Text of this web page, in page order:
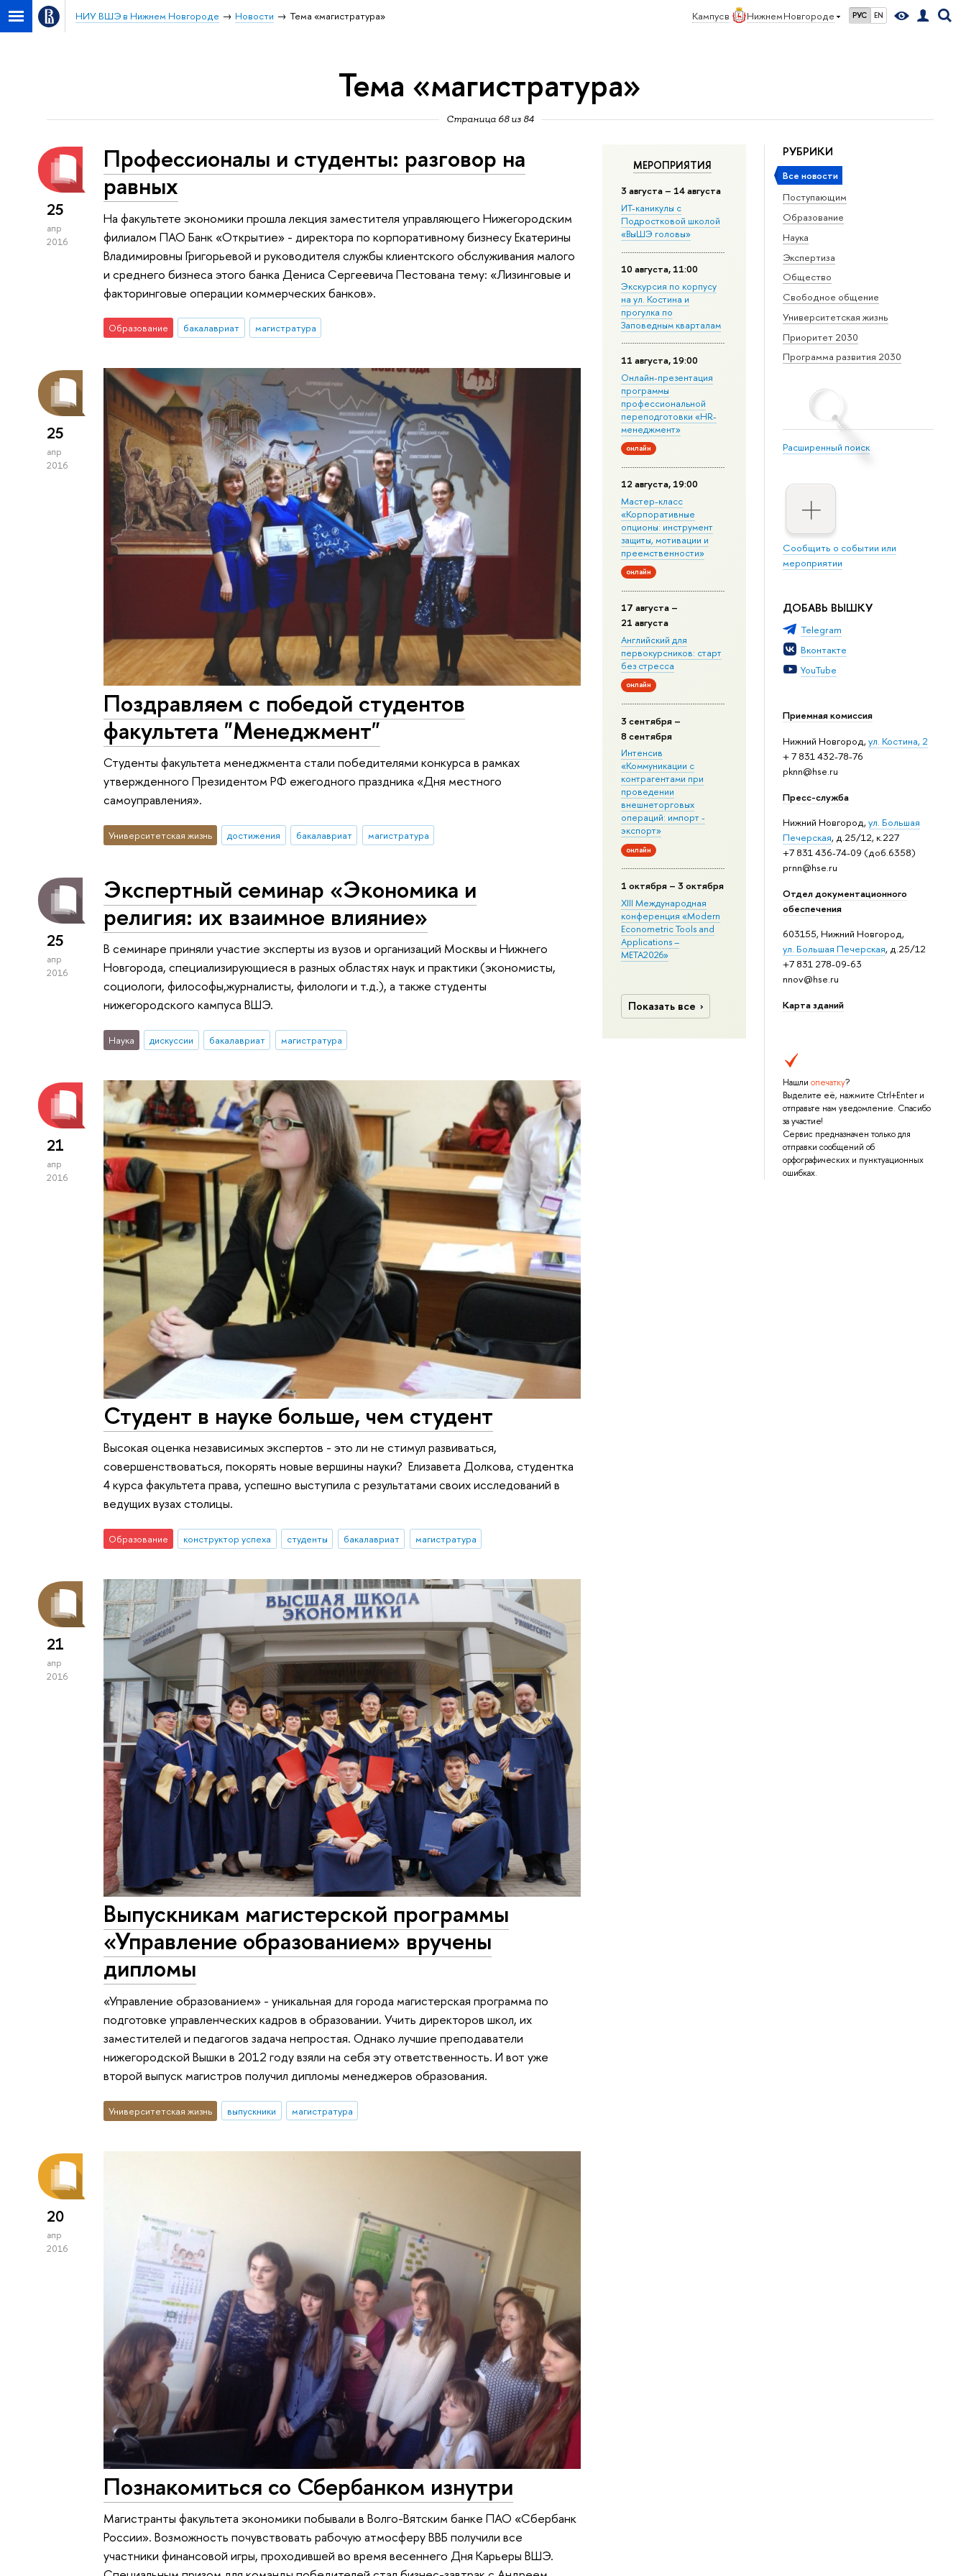
Кампус в Нижнем Новгороде РУС EN
НИУ ВШЭ в Нижнем Новгороде Новости Тема «магистратура»
Тема «магистратура»
Страница 68 из 84
РУБРИКИ
Все новости
Поступающим
Образование
Наука
Экспертиза
Общество
Свободное общение
Университетская жизнь
Приоритет 2030
Программа развития 2030
Расширенный поиск
Сообщить о событии или
мероприятии
ДОБАВЬ ВЫШКУ
Telegram
Вконтакте
YouTube
Приемная комиссия
Нижний Новгород,ул. Костина, 2
+ 7 831 432-78-76
pknn@hse.ru
Пресс-служба
Нижний Новгород,ул. Большая
Печерская, д.25/12, к.227
+7 831 436-74-09 (доб.6358)
prnn@hse.ru
Отдел документационного
обеспечения
603155, Нижний Новгород,
ул. Большая Печерская, д.25/12
+7 831 278-09-63
nnov@hse.ru
Карта зданий
Нашли опечатку?
Выделите её, нажмите Ctrl+Enter и
отправьте нам уведомление. Спасибо
за участие!
Сервис предназначен только для
отправки сообщений об
орфографических и пунктуационных
ошибках.
МЕРОПРИЯТИЯ
3 августа – 14 августа
ИТ-каникулы с
Подростковой школой
«ВыШЭ головы»
10 августа, 11:00
Экскурсия по корпусу
на ул. Костина и
прогулка по
Заповедным кварталам
11 августа, 19:00
Онлайн-презентация
программы
профессиональной
переподготовки «HR-
менеджмент»
онлайн
12 августа, 19:00
Мастер-класс
«Корпоративные
опционы: инструмент
защиты, мотивации и
преемственности»
онлайн
17 августа –
21 августа
Английский для
первокурсников: старт
без стресса
онлайн
3 сентября –
8 сентября
Интенсив
«Коммуникации с
контрагентами при
проведении
внешнеторговых
операций: импорт -
экспорт»
онлайн
1 октября – 3 октября
XIII Международная
конференция «Modern
Econometric Tools and
Applications –
META2026»
Показать все
25
апр
2016
Профессионалы и студенты: разговор на
равных
На факультете экономики прошла лекция заместителя управляющего Нижегородским
филиалом ПАО Банк «Открытие» - директора по корпоративному бизнесу Екатерины
Владимировны Григорьевой и руководителя службы клиентского обслуживания малого
и среднего бизнеса этого банка Дениса Сергеевича Пестована тему: «Лизинговые и
факторинговые операции коммерческих банков».
Образование бакалавриат магистратура
25
апр
2016
Поздравляем с победой студентов
факультета "Менеджмент"
Студенты факультета менеджмента стали победителями конкурса в рамках
утвержденного Президентом РФ ежегодного праздника «Дня местного
самоуправления».
Университетская жизнь достижения бакалавриат магистратура
25
апр
2016
Экспертный семинар «Экономика и
религия: их взаимное влияние»
В семинаре приняли участие эксперты из вузов и организаций Москвы и Нижнего
Новгорода, специализирующиеся в разных областях наук и практики (экономисты,
социологи, философы,журналисты, филологи и т.д.), а также студенты
нижегородского кампуса ВШЭ.
Наука дискуссии бакалавриат магистратура
21
апр
2016
Студент в науке больше, чем студент
Высокая оценка независимых экспертов - это ли не стимул развиваться,
совершенствоваться, покорять новые вершины науки? Елизавета Долкова, студентка
4 курса факультета права, успешно выступила с результатами своих исследований в
ведущих вузах столицы.
Образование конструктор успеха студенты бакалавриат магистратура
21
апр
2016
Выпускникам магистерской программы
«Управление образованием» вручены
дипломы
«Управление образованием» - уникальная для города магистерская программа по
подготовке управленческих кадров в образовании. Учить директоров школ, их
заместителей и педагогов задача непростая. Однако лучшие преподаватели
нижегородской Вышки в 2012 году взяли на себя эту ответственность. И вот уже
второй выпуск магистров получил дипломы менеджеров образования.
Университетская жизнь выпускники магистратура
20
апр
2016
Познакомиться со Сбербанком изнутри
Магистранты факультета экономики побывали в Волго-Вятским банке ПАО «Сбербанк
России». Возможность почувствовать рабочую атмосферу ВВБ получили все
участники финансовой игры, проходившей во время весеннего Дня Карьеры ВШЭ.